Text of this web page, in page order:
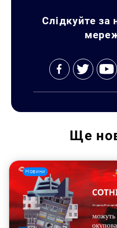
Пошук за
Слідкуйте за
Ще
Новини